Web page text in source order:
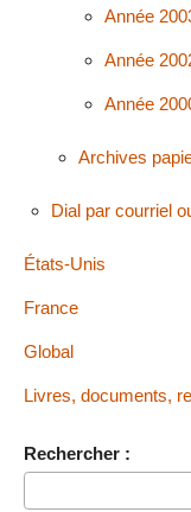
Année
Année
Année
Archives
Dial par courriel
États-Unis
France
Global
Livres, documents,
Rechercher :